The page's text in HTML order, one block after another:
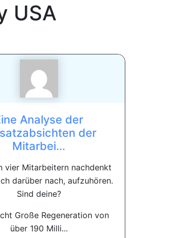
USA
Analyse der
der
Mitarbei...
vier Mitarbeitern nachdenkt
darüber nach, aufzuhören.
Sind deine?
Große Regeneration von
über 190 Milli...